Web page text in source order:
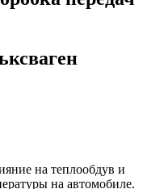
на теплообдув и
на автомобиле.